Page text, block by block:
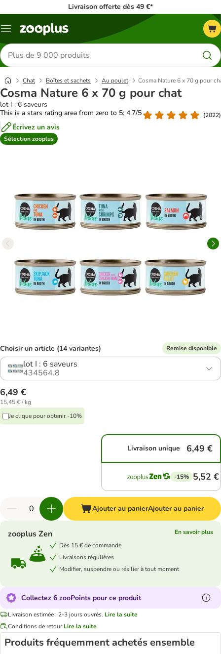
Livraison offerte dès 49 €*
Menu
Rechercher
des
produits
Chat Boîtes et sachets Au poulet Cosma Nature 6 x 70 g pour
Cosma Nature 6 x 70 g pour chat
lot I : 6 saveurs
This is a stars rating area from zero to 5: 4.7/5
(2022)
Écrivez un avis
Sélection zooplus
Choisir un article (14 variantes) Remise disponible
lot I : 6 saveurs
434564.8
6,49 €
15,45 € / kg
Je clique pour obtenir -10%
Livraison unique 6,49 €
-15% 5,52 €
Ajouter au panierAjouter au panier
zooplus Zen
En savoir plus
Dès 15 € de commande
Livraisons régulières
Modifier, suspendre ou résilier à tout moment
Collectez 6 zooPoints pour ce produit
Livraison estimée : 2-3 jours ouvrés. Lire la suite
Conditions de retour Lire la suite
Produits fréquemment achetés ensemble